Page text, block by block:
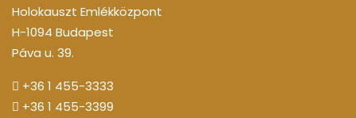
Holokauszt Emlékközpont
H-1094 Budapest
Páva u. 39.
+36 1 455-3333
+36 1 455-3399